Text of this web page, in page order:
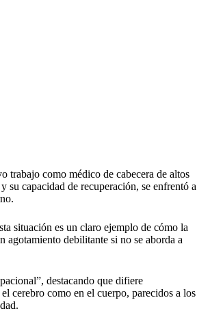
trabajo como médico de cabecera de altos
su capacidad de recuperación, se enfrentó a
situación es un claro ejemplo de cómo la
agotamiento debilitante si no se aborda a
destacando que difiere
cerebro como en el cuerpo, parecidos a los